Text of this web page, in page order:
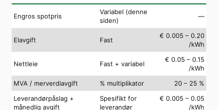
Engros spotpris
Variabel (denne
siden)
—
Elavgift Fast
€ 0.005 – 0.20
/kWh
Nettleie Fast + variabel
€ 0.05 – 0.15
/kWh
MVA / merverdiavgift
% multiplikator
20 – 25 %
Leverandørpåslag +
månedlig avgift
Spesifikt for
leverandør
€ 0.005 – 0.05
/kWh